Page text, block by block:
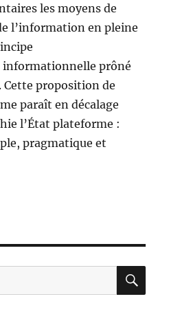
les moyens de
l’information en pleine
prôné
Cette proposition de
paraît en décalage
l’État plateforme :
pragmatique et